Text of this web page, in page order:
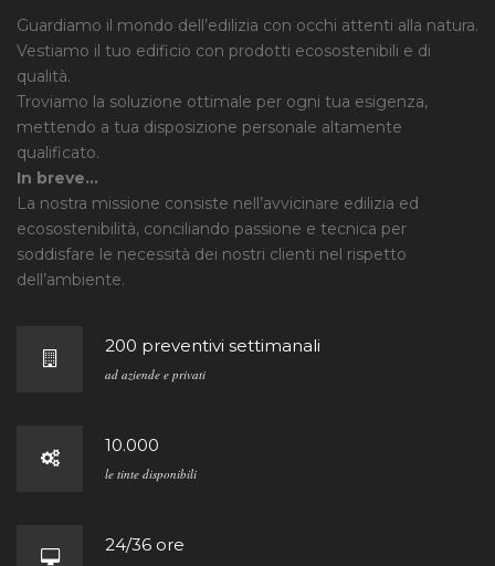
Guardiamo il mondo dell’edilizia con occhi attenti alla natura.
Vestiamo il tuo edificio con prodotti ecosostenibili e di
qualità.
Troviamo la soluzione ottimale per ogni tua esigenza,
mettendo a tua disposizione personale altamente
qualificato.
In breve…
La nostra missione consiste nell’avvicinare edilizia ed
ecosostenibilità, conciliando passione e tecnica per
soddisfare le necessità dei nostri clienti nel rispetto
dell’ambiente.
200 preventivi settimanali
ad aziende e privati
10.000
le tinte disponibili
24/36 ore